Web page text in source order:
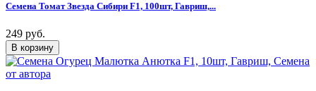
Семена Томат Звезда Сибири F1, 100шт, Гавриш,...
249 руб.